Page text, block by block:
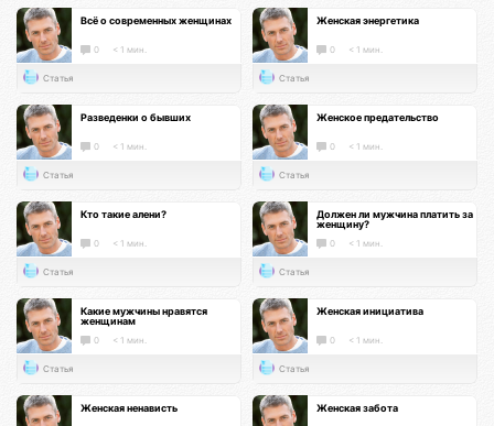
Всё о современных женщинах
0 < 1 мин.
Статья
Женская энергетика
0 < 1 мин.
Статья
Разведенки о бывших
0 < 1 мин.
Статья
Женское предательство
0 < 1 мин.
Статья
Кто такие алени?
0 < 1 мин.
Статья
Должен ли мужчина платить за
женщину?
0 < 1 мин.
Статья
Какие мужчины нравятся
женщинам
0 < 1 мин.
Статья
Женская инициатива
0 < 1 мин.
Статья
Женская ненависть Женская забота